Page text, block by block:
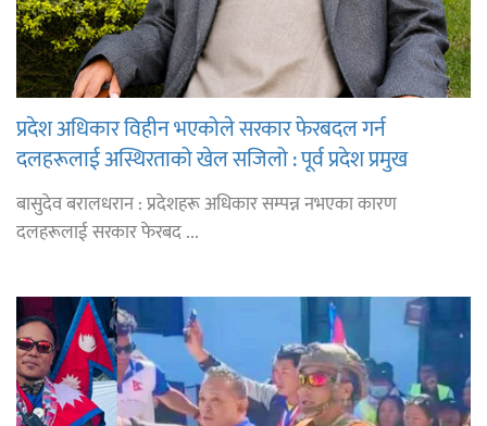
प्रदेश अधिकार विहीन भएकोले सरकार फेरबदल गर्न
दलहरूलाई अस्थिरताको खेल सजिलो : पूर्व प्रदेश प्रमुख
तुम्बाहाङ
बासुदेव बरालधरान : प्रदेशहरू अधिकार सम्पन्न नभएका कारण
दलहरूलाई सरकार फेरबद ...